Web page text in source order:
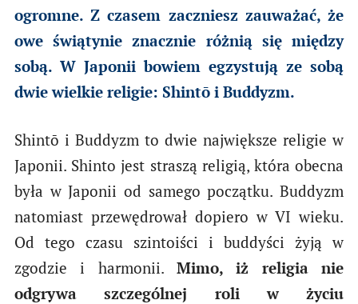
ogromne. Z czasem zaczniesz zauważać, że
owe świątynie znacznie różnią się między
sobą. W Japonii bowiem egzystują ze sobą
dwie wielkie religie: Shintō i Buddyzm.
Shintō i Buddyzm to dwie największe religie w
Japonii. Shinto jest straszą religią, która obecna
była w Japonii od samego początku. Buddyzm
natomiast przewędrował dopiero w VI wieku.
Od tego czasu szintoiści i buddyści żyją w
zgodzie i harmonii. Mimo, iż religia nie
odgrywa szczególnej roli w życiu